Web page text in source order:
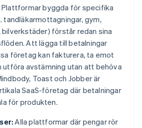
Plattformar byggda för specifika
tandläkarmottagningar, gym,
förstår redan sina
Att lägga till betalningar
företag kan fakturera, ta emot
utföra avstämning utan att behöva
Toast och Jobber är
SaaS-företag där betalningar
för produkten.
Alla plattformar där pengar rör